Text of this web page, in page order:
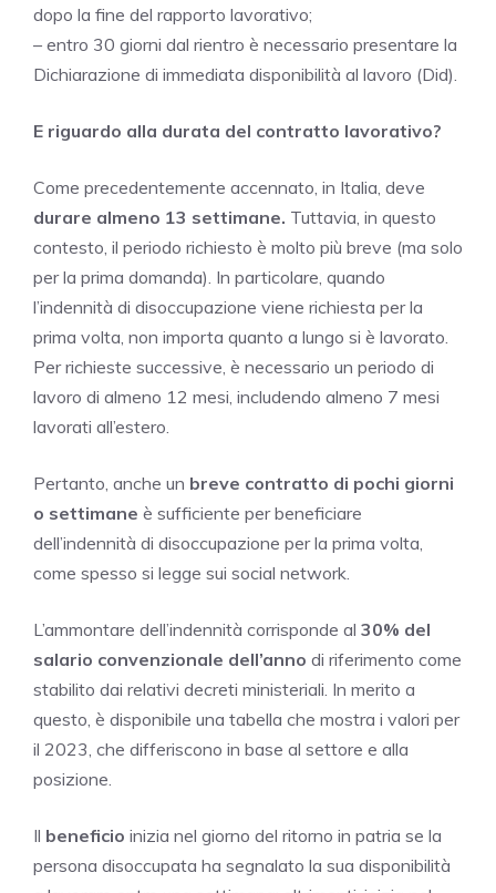
dopo la fine del rapporto lavorativo;
– entro 30 giorni dal rientro è necessario presentare la
Dichiarazione di immediata disponibilità al lavoro (Did).
E riguardo alla durata del contratto lavorativo?
Come precedentemente accennato, in Italia, deve
durare almeno 13 settimane. Tuttavia, in questo
contesto, il periodo richiesto è molto più breve (ma solo
per la prima domanda). In particolare, quando
l’indennità di disoccupazione viene richiesta per la
prima volta, non importa quanto a lungo si è lavorato.
Per richieste successive, è necessario un periodo di
lavoro di almeno 12 mesi, includendo almeno 7 mesi
lavorati all’estero.
Pertanto, anche un breve contratto di pochi giorni
o settimane è sufficiente per beneficiare
dell’indennità di disoccupazione per la prima volta,
come spesso si legge sui social network.
L’ammontare dell’indennità corrisponde al 30% del
salario convenzionale dell’anno di riferimento come
stabilito dai relativi decreti ministeriali. In merito a
questo, è disponibile una tabella che mostra i valori per
il 2023, che differiscono in base al settore e alla
posizione.
Il beneficio inizia nel giorno del ritorno in patria se la
persona disoccupata ha segnalato la sua disponibilità